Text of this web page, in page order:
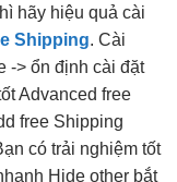
hãy hiệu quả cài
Shipping. Cài
-> ổn định cài đặt
Advanced free
free Shipping
có trải nghiệm tốt
Hide other bắt